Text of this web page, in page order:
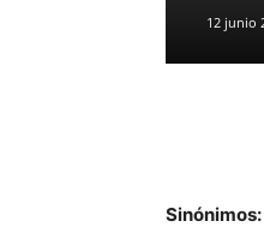
12 junio
Sinónimos: